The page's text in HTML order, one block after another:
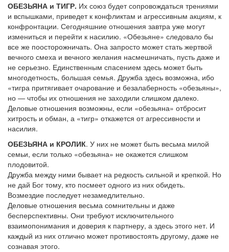
ОБЕЗЬЯНА и ТИГР. Их союз будет сопровождаться трениями
и вспышками, приведет к конфликтам и агрессивным акциям, к
конфронтации. Сегодняшние отношения завтра уже могут
измениться и перейти к насилию. «Обезьяне» следовало бы
все же поосторожничать. Она запросто может стать жертвой
вечного смеха и вечного желания насмешничать, пусть даже и
не серьезно. Единственным спасением здесь может быть
многодетность, большая семья. Дружба здесь возможна, ибо
«тигра притягивает очарование и безалаберность «обезьяны»,
но — чтобы их отношения не заходили слишком далеко.
Деловые отношения возможны, если «обезьяна» отбросит
хитрость и обман, а «тигр» откажется от агрессивности и
насилия.
ОБЕЗЬЯНА и КРОЛИК. У них не может быть весьма милой
семьи, если только «обезьяна» не окажется слишком
плодовитой.
Дружба между ними бывает на редкость сильной и крепкой. Но
не дай Бог тому, кто посмеет одного из них обидеть.
Возмездие последует незамедлительно.
Деловые отношения весьма сомнительны и даже
бесперспективны. Они требуют исключительного
взаимопонимания и доверия к партнеру, а здесь этого нет. И
каждый из них отлично может противостоять другому, даже не
сознавая этого.